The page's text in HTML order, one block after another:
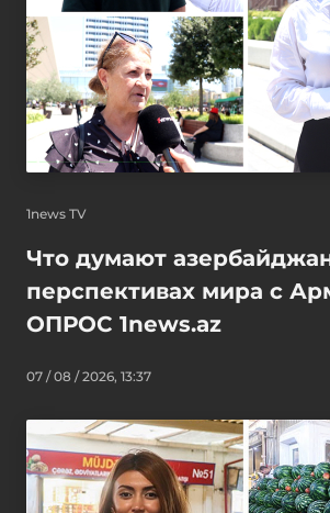
1news TV
Что думают
перспективах мира с
ОПРОС 1news.az
07 / 08 / 2026, 13:37